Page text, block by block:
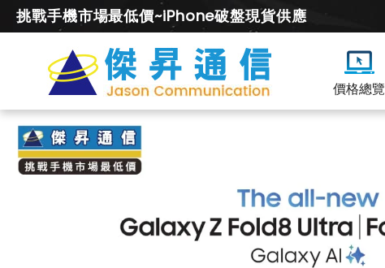
挑戰手機市場最低價~iPhone破盤現貨供應
價格總覽